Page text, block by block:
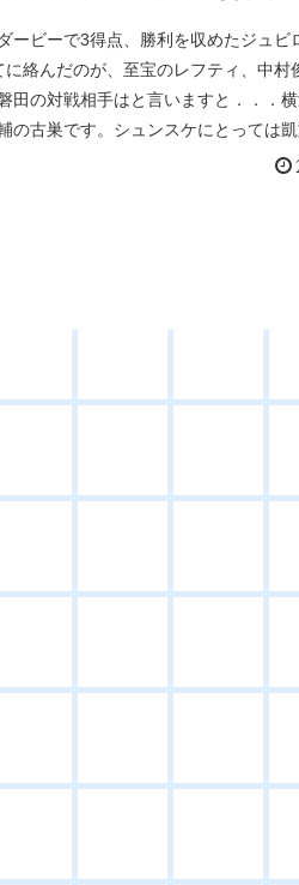
ービーで3得点、勝利を収めたジュビ
に絡んだのが、至宝のレフティ、中村
田の対戦相手はと言いますと．．．
の古巣です。シュンスケにとっては凱